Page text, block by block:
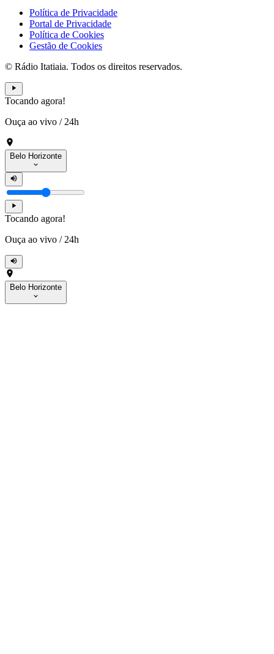
Política de Privacidade
Portal de Privacidade
Política de Cookies
Gestão de Cookies
© Rádio Itatiaia. Todos os direitos reservados.
Tocando agora!
Ouça ao vivo / 24h
Belo Horizonte
Tocando agora!
Ouça ao vivo / 24h
Belo Horizonte